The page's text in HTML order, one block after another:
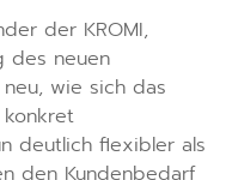
der KROMI,
des neuen
wie sich das
deutlich flexibler als
den Kundenbedarf